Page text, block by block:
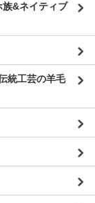
族&ネイティブ
統工芸の羊毛